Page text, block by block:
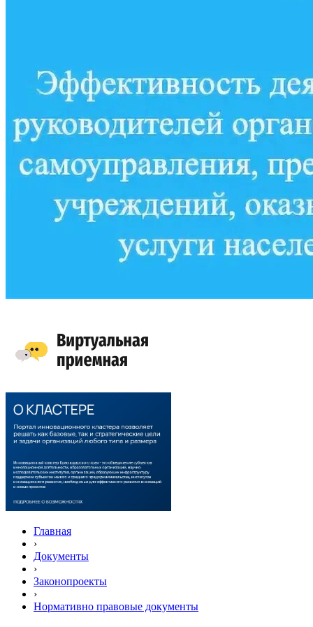
Главная
›
Документы
›
Законопроекты
›
Нормативно правовые документы